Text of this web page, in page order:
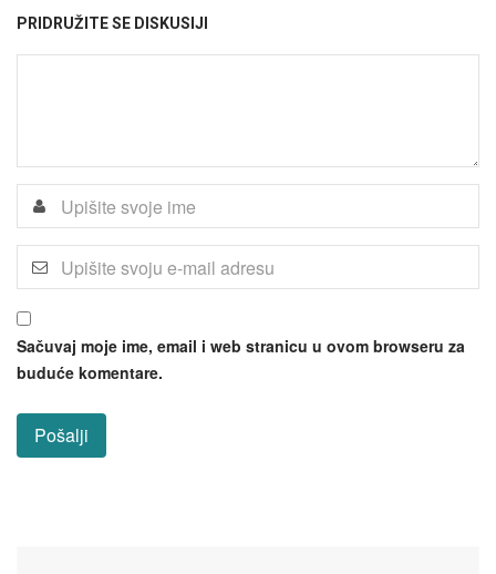
PRIDRUŽITE SE DISKUSIJI
Sačuvaj moje ime, email i web stranicu u ovom browseru za
buduće komentare.